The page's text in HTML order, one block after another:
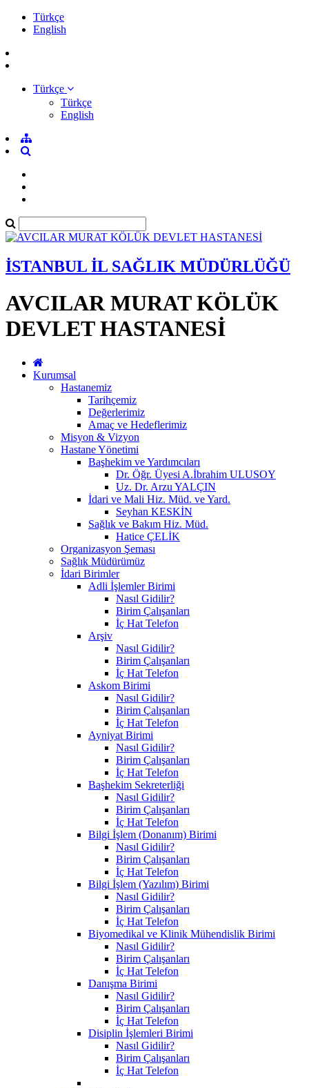
Türkçe
English
Türkçe
Türkçe
English
İSTANBUL İL SAĞLIK MÜDÜRLÜĞÜ
AVCILAR MURAT KÖLÜK
DEVLET HASTANESİ
Kurumsal
Hastanemiz
Tarihçemiz
Değerlerimiz
Amaç ve Hedeflerimiz
Misyon & Vizyon
Hastane Yönetimi
Başhekim ve Yardımcıları
Dr. Öğr. Üyesi A.İbrahim ULUSOY
Uz. Dr. Arzu YALÇIN
İdari ve Mali Hiz. Müd. ve Yard.
Seyhan KESKİN
Sağlık ve Bakım Hiz. Müd.
Hatice ÇELİK
Organizasyon Şeması
Sağlık Müdürümüz
İdari Birimler
Adli İşlemler Birimi
Nasıl Gidilir?
Birim Çalışanları
İç Hat Telefon
Arşiv
Nasıl Gidilir?
Birim Çalışanları
İç Hat Telefon
Askom Birimi
Nasıl Gidilir?
Birim Çalışanları
İç Hat Telefon
Ayniyat Birimi
Nasıl Gidilir?
Birim Çalışanları
İç Hat Telefon
Başhekim Sekreterliği
Nasıl Gidilir?
Birim Çalışanları
İç Hat Telefon
Bilgi İşlem (Donanım) Birimi
Nasıl Gidilir?
Birim Çalışanları
İç Hat Telefon
Bilgi İşlem (Yazılım) Birimi
Nasıl Gidilir?
Birim Çalışanları
İç Hat Telefon
Biyomedikal ve Klinik Mühendislik Birimi
Nasıl Gidilir?
Birim Çalışanları
İç Hat Telefon
Danışma Birimi
Nasıl Gidilir?
Birim Çalışanları
İç Hat Telefon
Disiplin İşlemleri Birimi
Nasıl Gidilir?
Birim Çalışanları
İç Hat Telefon